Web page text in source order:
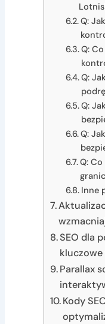
Q:
Q:
Q:
Q:
Q:
Q:
Inne
SEO dla
Parallax
Kody